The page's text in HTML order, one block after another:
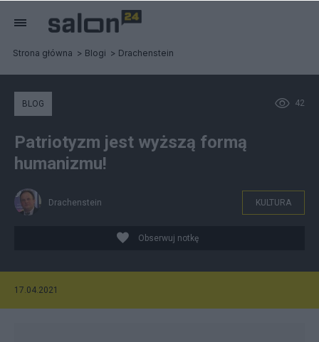
Strona główna Blogi Drachenstein
42
BLOG
Patriotyzm jest wyższą formą
humanizmu!
Drachenstein KULTURA
Obserwuj notkę
17.04.2021